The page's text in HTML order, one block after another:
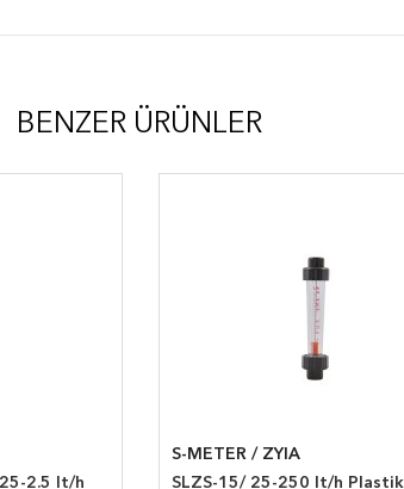
BENZER ÜRÜNLER
2.5 lt/h
S-METER / ZYIA
SLZS-15/ 25-250 lt/h Plastik